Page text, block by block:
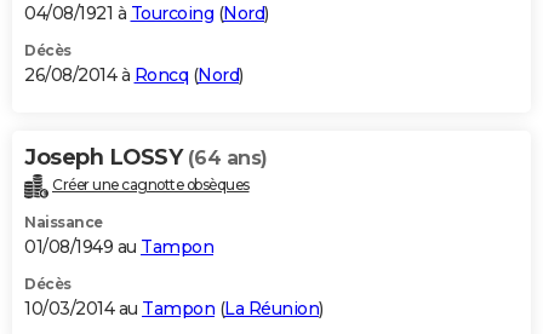
04/08/1921 à Tourcoing (Nord)
Décès
26/08/2014 à Roncq (Nord)
Joseph LOSSY (64 ans)
Créer une cagnotte obsèques
Naissance
01/08/1949 au Tampon
Décès
10/03/2014 au Tampon (La Réunion)